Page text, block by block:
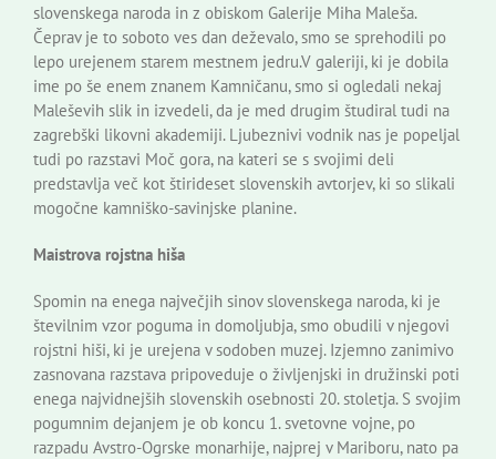
Založništvo
Koristne informacije
slovenskega naroda in z obiskom Galerije Miha Maleša.
Čeprav je to soboto ves dan deževalo, smo se sprehodili po
lepo urejenem starem mestnem jedru.V galeriji, ki je dobila
ime po še enem znanem Kamničanu, smo si ogledali nekaj
Maleševih slik in izvedeli, da je med drugim študiral tudi na
zagrebški likovni akademiji. Ljubeznivi vodnik nas je popeljal
tudi po razstavi Moč gora, na kateri se s svojimi deli
predstavlja več kot štirideset slovenskih avtorjev, ki so slikali
mogočne kamniško-savinjske planine.
Maistrova rojstna hiša
Spomin na enega največjih sinov slovenskega naroda, ki je
številnim vzor poguma in domoljubja, smo obudili v njegovi
rojstni hiši, ki je urejena v sodoben muzej. Izjemno zanimivo
zasnovana razstava pripoveduje o življenjski in družinski poti
enega najvidnejših slovenskih osebnosti 20. stoletja. S svojim
pogumnim dejanjem je ob koncu 1. svetovne vojne, po
razpadu Avstro-Ogrske monarhije, najprej v Mariboru, nato pa